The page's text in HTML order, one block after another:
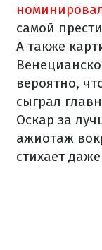
самой
А также
вероятно,
сыграл
Оскар за
ажиотаж
стихает